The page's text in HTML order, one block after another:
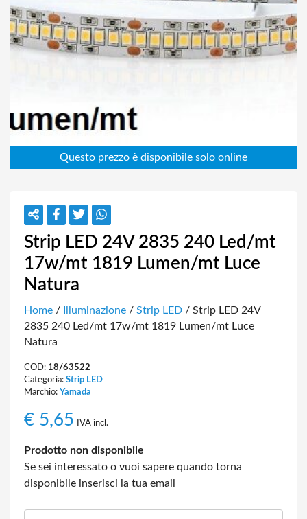
Strip LED 24V 2835 240 Led/mt
17w/mt 1819 Lumen/mt Luce
Natura
Home / Illuminazione / Strip LED / Strip LED 24V
2835 240 Led/mt 17w/mt 1819 Lumen/mt Luce
Natura
COD: 18/63522
Categoria: Strip LED
Marchio: Yamada
€ 5,65 IVA incl.
Prodotto non disponibile
Se sei interessato o vuoi sapere quando torna
disponibile inserisci la tua email